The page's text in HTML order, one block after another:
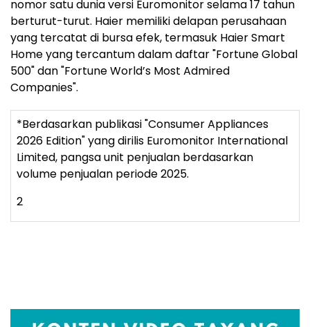
nomor satu dunia versi Euromonitor selama 17 tahun
berturut-turut. Haier memiliki delapan perusahaan
yang tercatat di bursa efek, termasuk Haier Smart
Home yang tercantum dalam daftar "Fortune Global
500" dan "Fortune World’s Most Admired
Companies".
*Berdasarkan publikasi "Consumer Appliances
2026 Edition" yang dirilis Euromonitor International
Limited, pangsa unit penjualan berdasarkan
volume penjualan periode 2025.
2